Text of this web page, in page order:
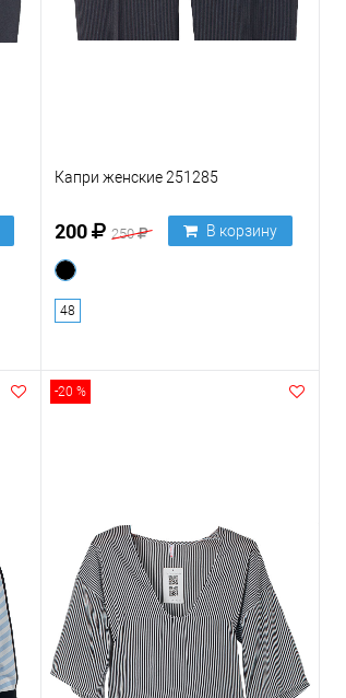
Капри женские 251285
200 250 В корзину
48
-20 %